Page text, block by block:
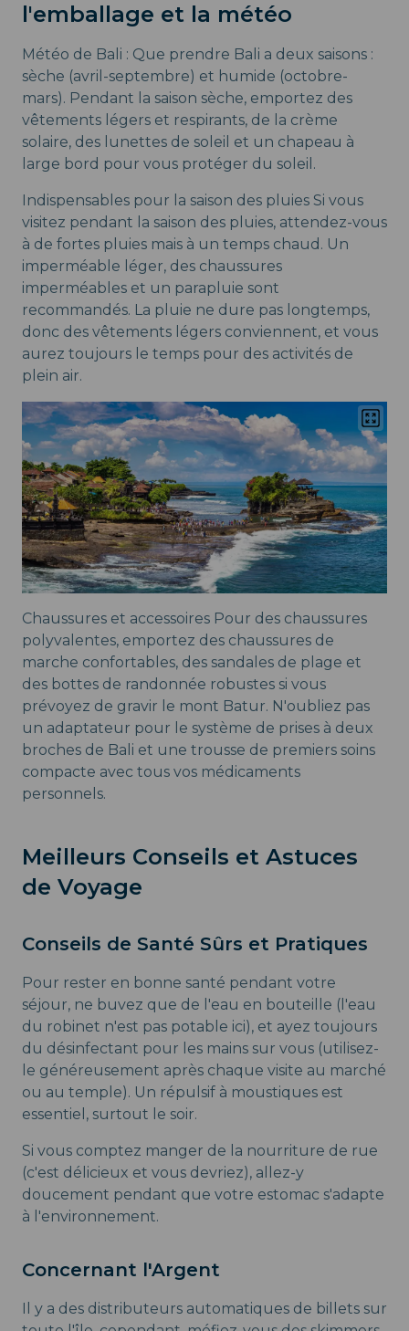
l'emballage et la météo
Météo de Bali : Que prendre Bali a deux saisons :
sèche (avril-septembre) et humide (octobre-
mars). Pendant la saison sèche, emportez des
vêtements légers et respirants, de la crème
solaire, des lunettes de soleil et un chapeau à
large bord pour vous protéger du soleil.
Indispensables pour la saison des pluies Si vous
visitez pendant la saison des pluies, attendez-vous
à de fortes pluies mais à un temps chaud. Un
imperméable léger, des chaussures
imperméables et un parapluie sont
recommandés. La pluie ne dure pas longtemps,
donc des vêtements légers conviennent, et vous
aurez toujours le temps pour des activités de
plein air.
Chaussures et accessoires Pour des chaussures
polyvalentes, emportez des chaussures de
marche confortables, des sandales de plage et
des bottes de randonnée robustes si vous
prévoyez de gravir le mont Batur. N'oubliez pas
un adaptateur pour le système de prises à deux
broches de Bali et une trousse de premiers soins
compacte avec tous vos médicaments
personnels.
Meilleurs Conseils et Astuces
de Voyage
Conseils de Santé Sûrs et Pratiques
Pour rester en bonne santé pendant votre
séjour, ne buvez que de l'eau en bouteille (l'eau
du robinet n'est pas potable ici), et ayez toujours
du désinfectant pour les mains sur vous (utilisez-
le généreusement après chaque visite au marché
ou au temple). Un répulsif à moustiques est
essentiel, surtout le soir.
Si vous comptez manger de la nourriture de rue
(c'est délicieux et vous devriez), allez-y
doucement pendant que votre estomac s'adapte
à l'environnement.
Concernant l'Argent
Il y a des distributeurs automatiques de billets sur